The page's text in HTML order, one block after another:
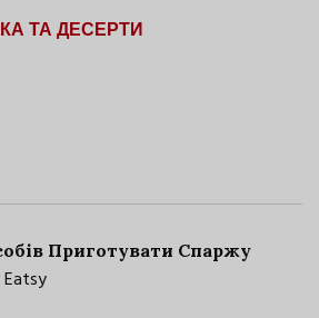
ТА ДЕСЕРТИ
Приготувати Спаржу
Eatsy